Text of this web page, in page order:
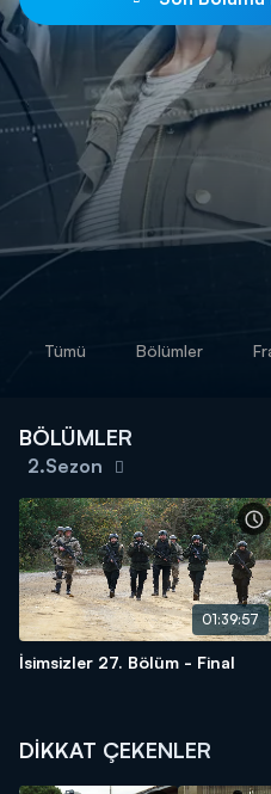
Tümü Bölümler
BÖLÜMLER
2.Sezon
01:39:57
İsimsizler 27. Bölüm - Final
DİKKAT ÇEKENLER